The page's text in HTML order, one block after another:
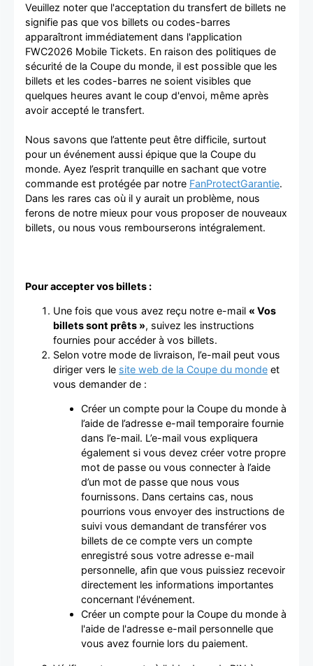
Veuillez noter que l'acceptation du transfert de billets ne
signifie pas que vos billets ou codes-barres
apparaîtront immédiatement dans l'application
FWC2026 Mobile Tickets. En raison des politiques de
sécurité de la Coupe du monde, il est possible que les
billets et les codes-barres ne soient visibles que
quelques heures avant le coup d'envoi, même après
avoir accepté le transfert.
Nous savons que l’attente peut être difficile, surtout
pour un événement aussi épique que la Coupe du
monde. Ayez l’esprit tranquille en sachant que votre
commande est protégée par notre FanProtectGarantie.
Dans les rares cas où il y aurait un problème, nous
ferons de notre mieux pour vous proposer de nouveaux
billets, ou nous vous rembourserons intégralement.
Pour accepter vos billets :
Une fois que vous avez reçu notre e-mail « Vos
billets sont prêts », suivez les instructions
fournies pour accéder à vos billets.
Selon votre mode de livraison, l’e-mail peut vous
diriger vers le site web de la Coupe du monde et
vous demander de :
Créer un compte pour la Coupe du monde à
l’aide de l’adresse e-mail temporaire fournie
dans l’e-mail. L’e-mail vous expliquera
également si vous devez créer votre propre
mot de passe ou vous connecter à l’aide
d’un mot de passe que nous vous
fournissons. Dans certains cas, nous
pourrions vous envoyer des instructions de
suivi vous demandant de transférer vos
billets de ce compte vers un compte
enregistré sous votre adresse e-mail
personnelle, afin que vous puissiez recevoir
directement les informations importantes
concernant l'événement.
Créer un compte pour la Coupe du monde à
l'aide de l'adresse e-mail personnelle que
vous avez fournie lors du paiement.